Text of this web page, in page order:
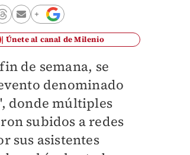
Únete al canal de Milenio
de semana, se
denominado
donde múltiples
subidos a redes
sus asistentes